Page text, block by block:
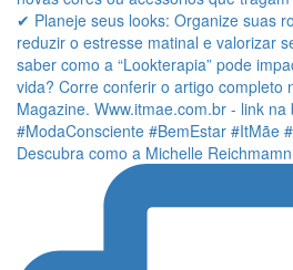
Descubra como a Michelle